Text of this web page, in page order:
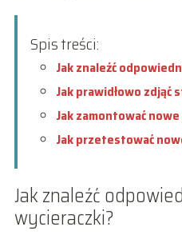
Spis treści:
Jak znaleźć
Jak prawidłowo
Jak zamontować
Jak przetestować
Jak znaleźć
wycieraczki?